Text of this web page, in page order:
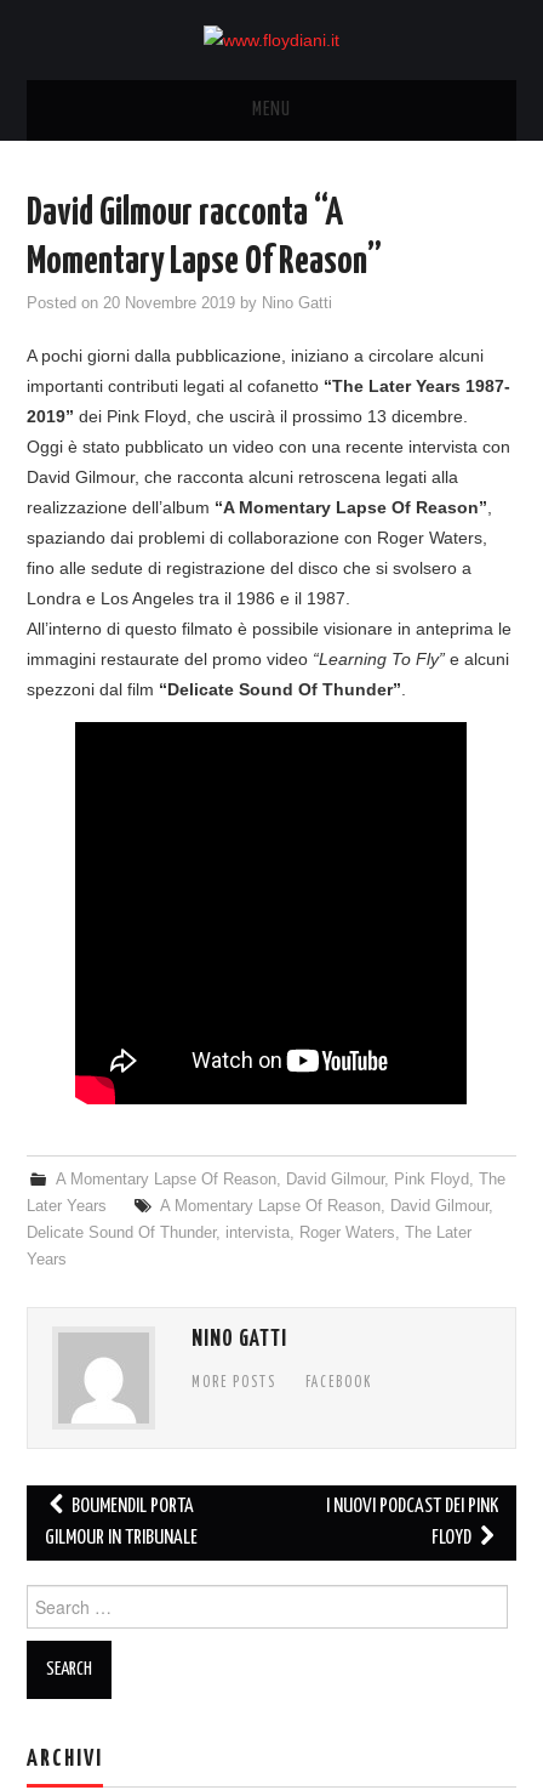
MENU
THE LUNATICS
SYD BARRETT – ALLE SOGLIE
DELL’ALBA
FANZINE
COVER & TRIBUTI
EVENTI
DISCOGRAFIA
LINKS
David Gilmour racconta “A
Momentary Lapse Of Reason”
Posted on 20 Novembre 2019 by Nino Gatti
A pochi giorni dalla pubblicazione, iniziano a circolare alcuni
importanti contributi legati al cofanetto “The Later Years 1987-
2019” dei Pink Floyd, che uscirà il prossimo 13 dicembre.
Oggi è stato pubblicato un video con una recente intervista con
David Gilmour, che racconta alcuni retroscena legati alla
realizzazione dell’album “A Momentary Lapse Of Reason”
spaziando dai problemi di collaborazione con Roger Waters,
fino alle sedute di registrazione del disco che si svolsero a
Londra e Los Angeles tra il 1986 e il 1987.
All’interno di questo filmato è possibile visionare in anteprima le
immagini restaurate del promo video “Learning To Fly” e alcuni
spezzoni dal film “Delicate Sound Of Thunder”
A Momentary Lapse Of Reason, David Gilmour, Pink Floyd
The
Later Years
A Momentary Lapse Of Reason, David Gilmour,
Delicate Sound Of Thunder, intervista Roger Waters ,The Later
Years
NINO GATTI
MORE POSTS FACEBOOK
Post
navigation
BOUMENDIL PORTA
GILMOUR IN TRIBUNALE
I NUOVI PODCAST DEI PINK
FLOYD
for:
ARCHIVI